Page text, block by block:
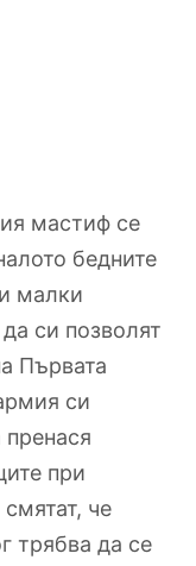
мастиф се
бедните
малки
си позволят
Първата
си
при
че
трябва да се